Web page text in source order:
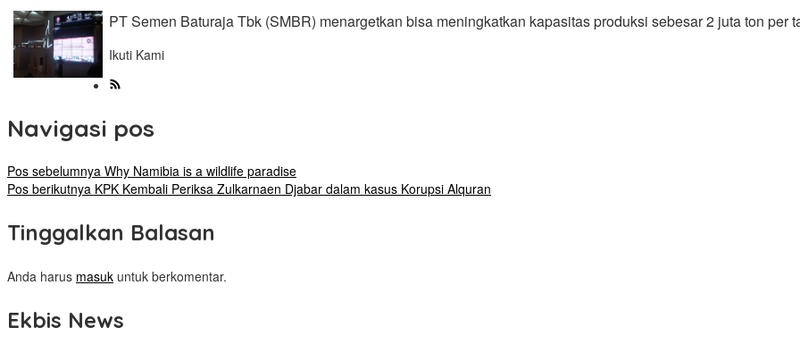
PT Semen Baturaja Tbk (SMBR) menargetkan bisa meningkatkan kapasitas produksi sebesar 2 juta ton per
Ikuti Kami
Navigasi pos
Pos sebelumnya Why Namibia is a wildlife paradise
Pos berikutnya KPK Kembali Periksa Zulkarnaen Djabar dalam kasus Korupsi Alquran
Tinggalkan Balasan
Anda harus masuk untuk berkomentar.
Ekbis News